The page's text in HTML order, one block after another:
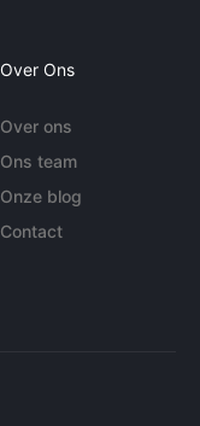
Over Ons
Over ons
Ons team
Onze blog
Contact